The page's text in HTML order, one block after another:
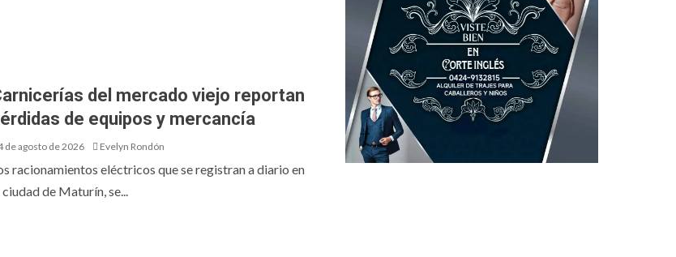
del mercado viejo reportan
de equipos y mercancía
de agosto de 2026 Evelyn Rondón
racionamientos eléctricos que se registran a diario en
ciudad de Maturín, se...